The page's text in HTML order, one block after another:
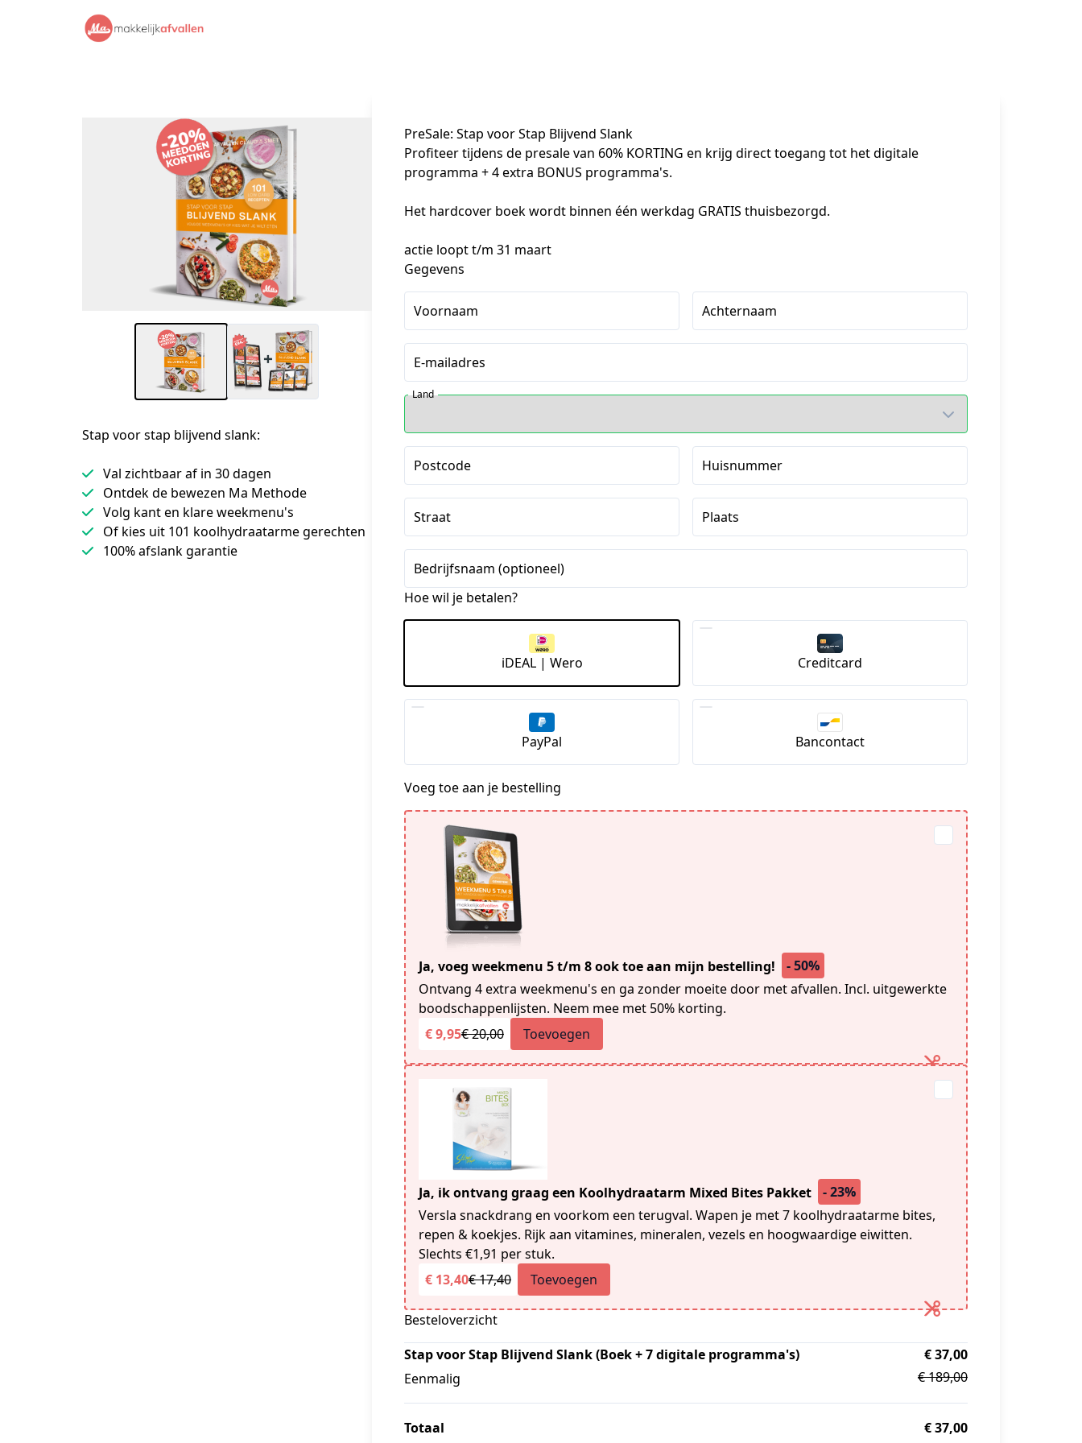
Stap voor stap blijvend slank:
Val zichtbaar af in 30 dagen
Ontdek de bewezen Ma Methode
Volg kant en klare weekmenu's
Of kies uit 101 koolhydraatarme gerechten
100% afslank garantie
PreSale: Stap voor Stap Blijvend Slank
Profiteer tijdens de presale van 60% KORTING en krijg direct toegang tot het digitale
programma + 4 extra BONUS programma's.
Het hardcover boek wordt binnen één werkdag GRATIS thuisbezorgd.
actie loopt t/m 31 maart
Gegevens
Voornaam Achternaam
E-mailadres
Land
Postcode Huisnummer
Straat Plaats
Bedrijfsnaam (optioneel)
Hoe wil je betalen?
iDEAL | Wero Creditcard
PayPal Bancontact
Voeg toe aan je bestelling
Ja, voeg weekmenu 5 t/m 8 ook toe aan mijn bestelling!
- 50%
Ontvang 4 extra weekmenu's en ga zonder moeite door met afvallen. Incl. uitgewerkte
boodschappenlijsten. Neem mee met 50% korting.
€ 9,95€ 20,00 Toevoegen
Ja, ik ontvang graag een Koolhydraatarm Mixed Bites Pakket
- 23%
Versla snackdrang en voorkom een terugval. Wapen je met 7 koolhydraatarme bites,
repen & koekjes. Rijk aan vitamines, mineralen, vezels en hoogwaardige eiwitten.
Slechts €1,91 per stuk.
€ 13,40€ 17,40 Toevoegen
Besteloverzicht
Stap voor Stap Blijvend Slank (Boek + 7 digitale programma's)
Eenmalig
€ 37,00
€ 189,00
Totaal € 37,00